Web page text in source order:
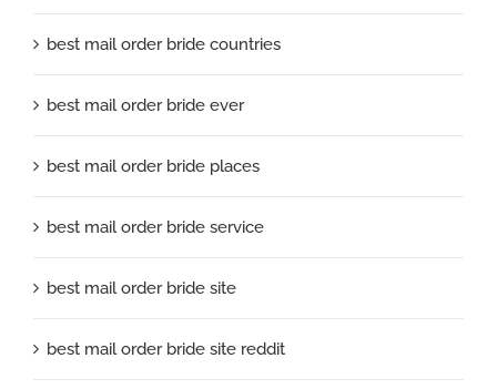
best mail order bride countries
best mail order bride ever
best mail order bride places
best mail order bride service
best mail order bride site
best mail order bride site reddit